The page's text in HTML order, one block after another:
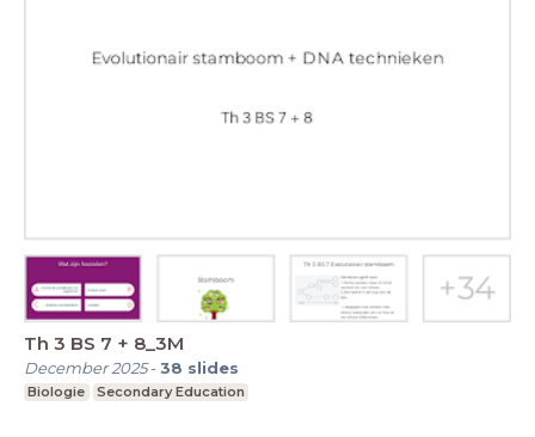
Th 3 BS 7 + 8_3M
December 2025-38 slides
Biologie Secondary Education